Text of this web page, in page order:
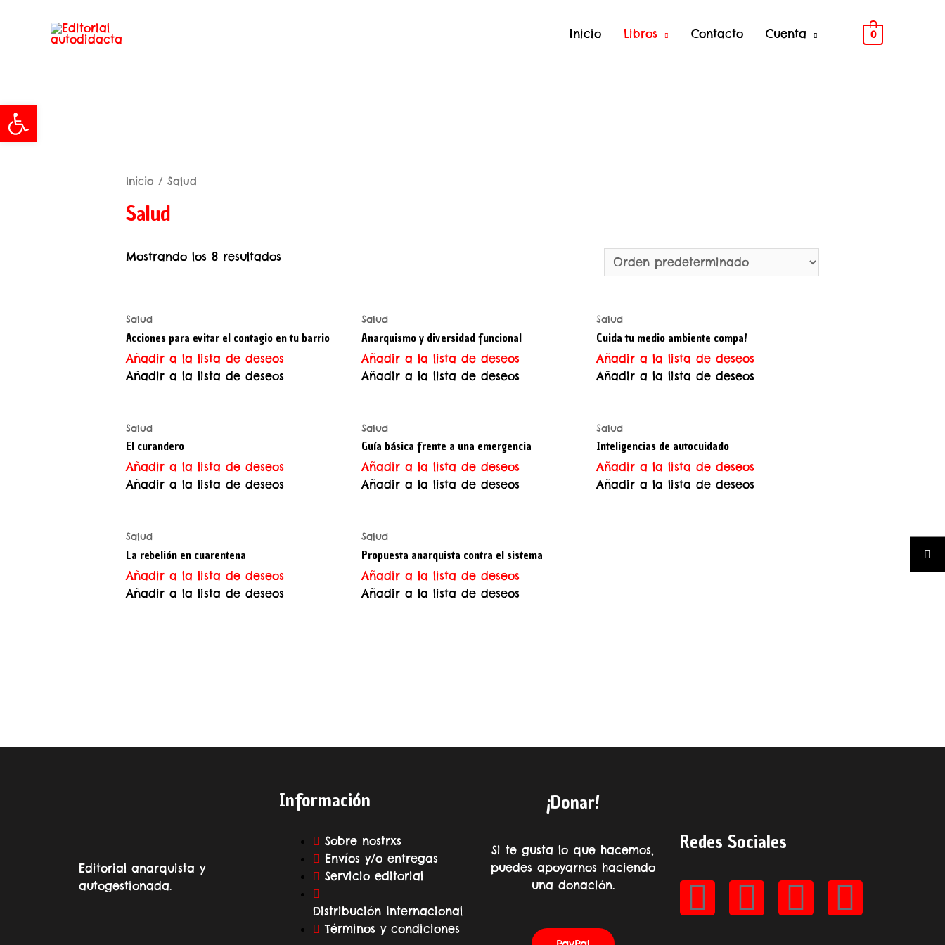
Inicio Libros Contacto Cuenta 0
Inicio / Salud
Salud
Mostrando los 8 resultados
Salud
Acciones para evitar el contagio en tu barrio
Añadir a la lista de deseos
Añadir a la lista de deseos
Salud
Anarquismo y diversidad funcional
Añadir a la lista de deseos
Añadir a la lista de deseos
Salud
Cuida tu medio ambiente compa!
Añadir a la lista de deseos
Añadir a la lista de deseos
Salud
El curandero
Añadir a la lista de deseos
Añadir a la lista de deseos
Salud
Guía básica frente a una emergencia
Añadir a la lista de deseos
Añadir a la lista de deseos
Salud
Inteligencias de autocuidado
Añadir a la lista de deseos
Añadir a la lista de deseos
Salud
La rebelión en cuarentena
Añadir a la lista de deseos
Añadir a la lista de deseos
Salud
Propuesta anarquista contra el sistema
Añadir a la lista de deseos
Añadir a la lista de deseos
Editorial anarquista y
autogestionada.
Información
Sobre nostrxs
Envíos y/o entregas
Servicio editorial
Distribución Internacional
Términos y condiciones
¡Donar!
Si te gusta lo que hacemos,
puedes apoyarnos haciendo
una donación.
Redes Sociales
Abrir barra de herramientas